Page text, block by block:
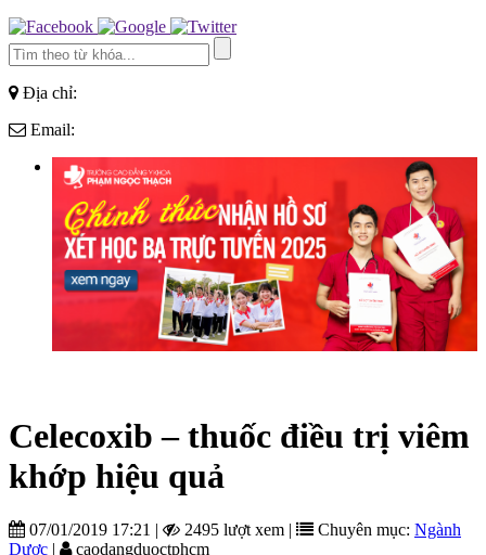
Địa chỉ:
Email:
Celecoxib – thuốc điều trị viêm
khớp hiệu quả
07/01/2019 17:21 | 2495 lượt xem | Chuyên mục: Ngành
Dược | caodangduoctphcm